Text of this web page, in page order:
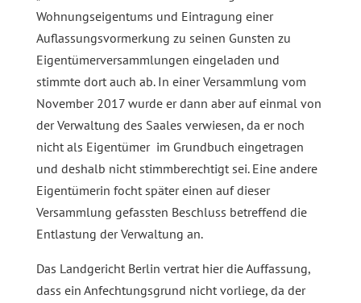
Wohnungseigentums und Eintragung einer
Auflassungsvormerkung zu seinen Gunsten zu
Eigentümerversammlungen eingeladen und
stimmte dort auch ab. In einer Versammlung vom
November 2017 wurde er dann aber auf einmal von
der Verwaltung des Saales verwiesen, da er noch
nicht als Eigentümer im Grundbuch eingetragen
und deshalb nicht stimmberechtigt sei. Eine andere
Eigentümerin focht später einen auf dieser
Versammlung gefassten Beschluss betreffend die
Entlastung der Verwaltung an.
Das Landgericht Berlin vertrat hier die Auffassung,
dass ein Anfechtungsgrund nicht vorliege, da der